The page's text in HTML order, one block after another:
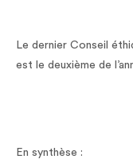
Le dernier Conseil
est le deuxième de
En synthèse :